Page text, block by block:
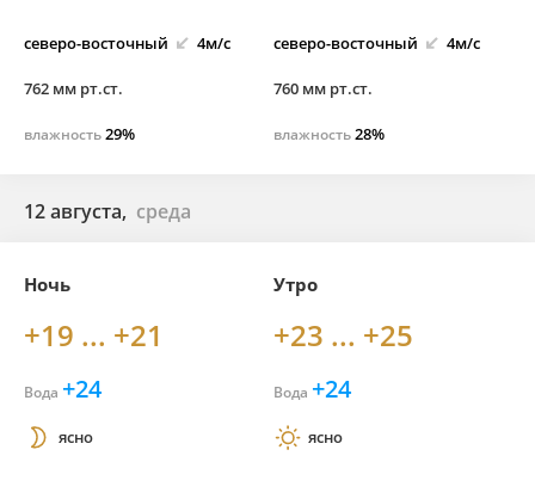
северо-восточный 4м/с
762 мм рт.ст.
влажность29%
северо-восточный 4м/с
760 мм рт.ст.
влажность28%
12 августа, среда
Ночь
+19 ... +21
Вода +24
ясно
Утро
+23 ... +25
Вода +24
ясно